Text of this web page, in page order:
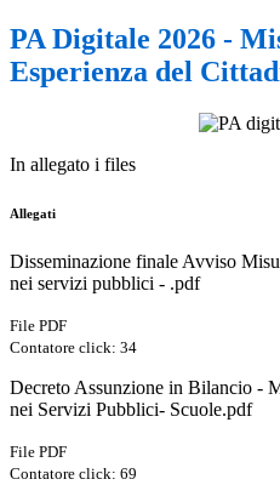
PA Digitale 2026 -
Esperienza del
In allegato i files
Allegati
Disseminazione finale Avviso
nei servizi pubblici - .pdf
File PDF
Contatore click: 34
Decreto Assunzione in Bilancio -
nei Servizi Pubblici- Scuole.pdf
File PDF
Contatore click: 69